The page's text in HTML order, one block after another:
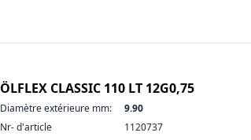
ÖLFLEX CLASSIC 110 LT 12G0,75
Diamètre extérieure mm:
9.90
Nr- d'article
1120737